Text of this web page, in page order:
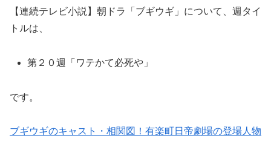
【連続テレビ小説】朝ドラ「ブギウギ」について、週タイ
トルは、
第２０週「ワテかて必死や」
です。
ブギウギのキャスト・相関図！有楽町日帝劇場の登場人物